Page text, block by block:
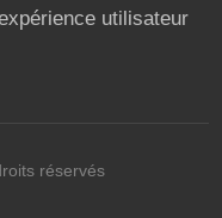
utilisateur
réservés